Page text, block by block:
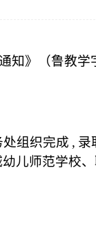
知》（鲁教学
处组织完成 , 录
儿师范学校